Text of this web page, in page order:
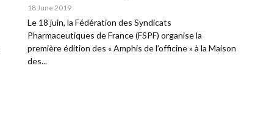
18 June 2019
Le 18 juin, la Fédération des Syndicats
Pharmaceutiques de France (FSPF) organise la
première édition des « Amphis de l’officine » à la Maison
des...